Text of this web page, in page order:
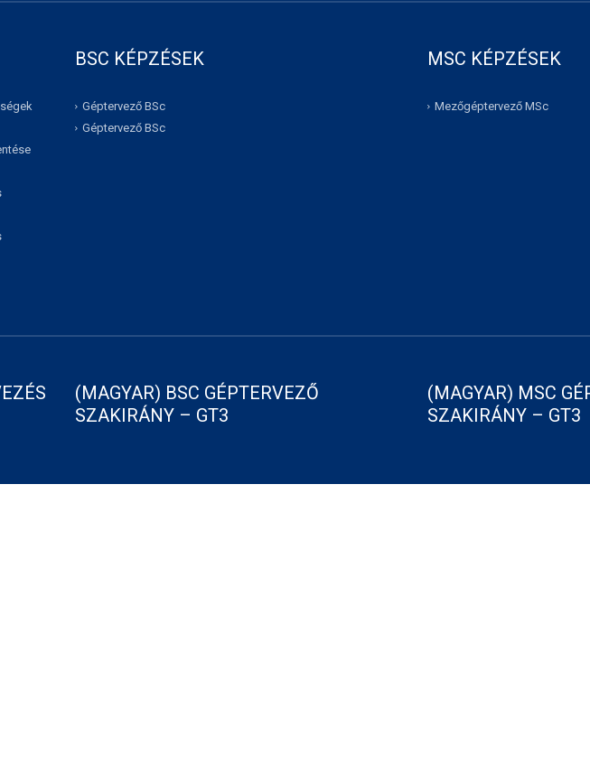
BSC KÉPZÉSEK
Géptervező BSc
Géptervező BSc
MSC KÉPZÉSEK
Mezőgéptervező MSc
(MAGYAR) BSC GÉPTERVEZŐ
SZAKIRÁNY – GT3
(MAGYAR) MSC
SZAKIRÁNY – GT3